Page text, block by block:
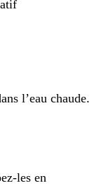
l’eau chaude.
les en